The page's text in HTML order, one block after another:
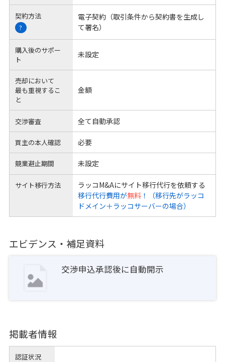
契約方法
?
電子契約（取引条件から契約書を生成し
て署名）
購入後のサポー
ト
未設定
売却において
最も重視するこ
と
金額
交渉審査 全て自動承認
買主の本人確認 必要
競業避止期間 未設定
サイト移行方法
ラッコM&Aにサイト移行代行を依頼する
移行代行費用が無料！（移行先がラッコ
ドメイン＋ラッコサーバーの場合）
エビデンス・補足資料
交渉申込承認後に自動開示
掲載者情報
認証状況